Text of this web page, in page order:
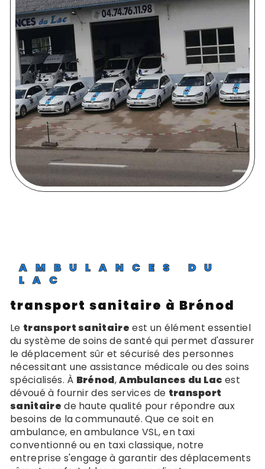
AMBULANCES DU
LAC
transport sanitaire à Brénod
Le transport sanitaire est un élément essentiel
du système de soins de santé qui permet d'assurer
le déplacement sûr et sécurisé des personnes
nécessitant une assistance médicale ou des soins
spécialisés. À Brénod,Ambulances du Lac est
dévoué à fournir des services de transport
sanitaire de haute qualité pour répondre aux
besoins de la communauté. Que ce soit en
ambulance, en ambulance VSL, en taxi
conventionné ou en taxi classique, notre
entreprise s'engage à garantir des déplacements